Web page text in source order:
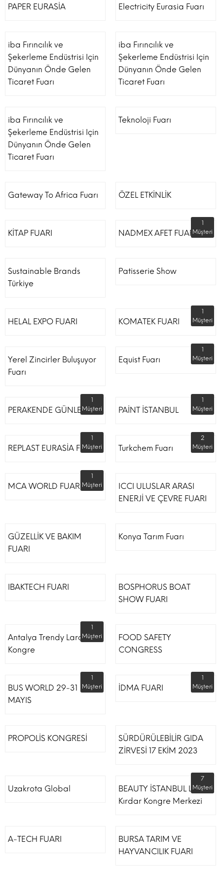
PAPER EURASİA Electricity Eurasia Fuarı
iba Fırıncılık ve
Şekerleme Endüstrisi Için
Dünyanın Önde Gelen
Ticaret Fuarı
iba Fırıncılık ve
Şekerleme Endüstrisi Için
Dünyanın Önde Gelen
Ticaret Fuarı
iba Fırıncılık ve
Şekerleme Endüstrisi Için
Dünyanın Önde Gelen
Ticaret Fuarı
Teknoloji Fuarı
Gateway To Africa Fuarı ÖZEL ETKİNLİK
KİTAP FUARI NADMEX AFET FUARI
1
Müşteri
Sustainable Brands
Türkiye
Patisserie Show
HELAL EXPO FUARI KOMATEK FUARI
1
Müşteri
Yerel Zincirler Buluşuyor
Fuarı
Equist Fuarı
1
Müşteri
PERAKENDE GÜNLERİ
1
Müşteri
PAİNT İSTANBUL
1
Müşteri
REPLAST EURASİA FUARI
1
Müşteri
Turkchem Fuarı
2
Müşteri
MCA WORLD FUARI
1
Müşteri
ICCI ULUSLAR ARASI
ENERJİ VE ÇEVRE FUARI
GÜZELLİK VE BAKIM
FUARI
Konya Tarım Fuarı
IBAKTECH FUARI
BOSPHORUS BOAT
SHOW FUARI
Antalya Trendy Lara Otel
Kongre
1
Müşteri
FOOD SAFETY
CONGRESS
BUS WORLD 29-31
MAYIS
1
Müşteri
İDMA FUARI
1
Müşteri
PROPOLİS KONGRESİ
SÜRDÜRÜLEBİLİR GIDA
ZİRVESİ 17 EKİM 2023
Uzakrota Global
BEAUTY İSTANBUL Lütfi
Kırdar Kongre Merkezi
7
Müşteri
A-TECH FUARI
BURSA TARIM VE
HAYVANCILIK FUARI